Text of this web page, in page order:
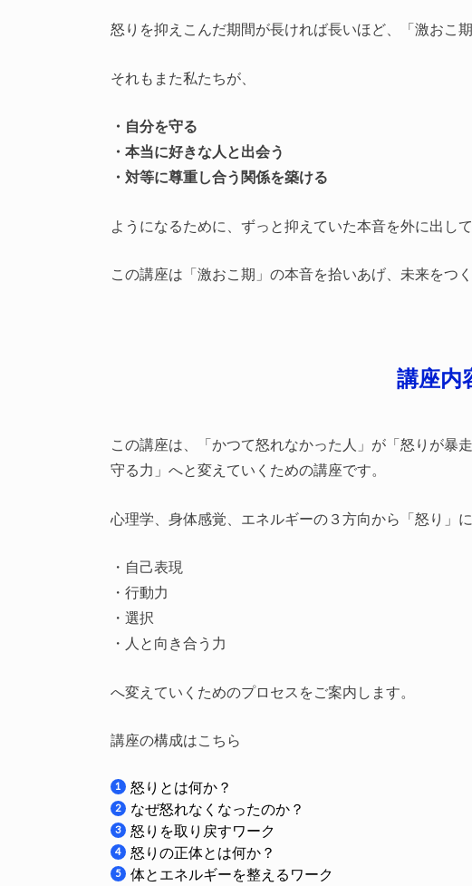
怒りを抑えこんだ期間が長ければ長いほど、「激おこ
それもまた私たちが、
・自分を守る
・本当に好きな人と出会う
・対等に尊重し合う関係を築ける
ようになるために、ずっと抑えていた本音を外に出し
この講座は「激おこ期」の本音を拾いあげ、未来をつ
講座内
この講座は、「かつて怒れなかった人」が「怒りが暴
守る力」へと変えていくための講座です。
心理学、身体感覚、エネルギーの３方向から「怒り」に
・自己表現
・行動力
・選択
・人と向き合う力
へ変えていくためのプロセスをご案内します。
講座の構成はこちら
怒りとは何か？
なぜ怒れなくなったのか？
怒りを取り戻すワーク
怒りの正体とは何か？
体とエネルギーを整えるワーク